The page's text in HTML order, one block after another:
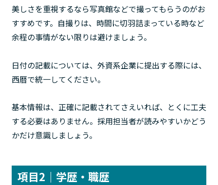
美しさを重視するなら写真館などで撮ってもらうのがお
すすめです。自撮りは、時間に切羽詰まっている時など
余程の事情がない限りは避けましょう。
日付の記載については、外資系企業に提出する際には、
西暦で統一してください。
基本情報は、正確に記載されてさえいれば、とくに工夫
する必要はありません。採用担当者が読みやすいかどう
かだけ意識しましょう。
項目2｜学歴・職歴